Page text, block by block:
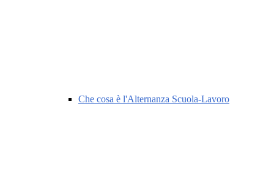
Che cosa è l'Alternanza Scuola-Lavoro